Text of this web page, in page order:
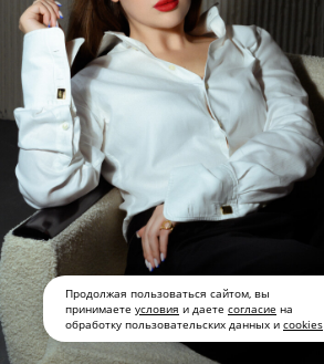
Продолжая пользоваться сайтом, вы
принимаете условия и даете согласие на
обработку пользовательских данных и cookies